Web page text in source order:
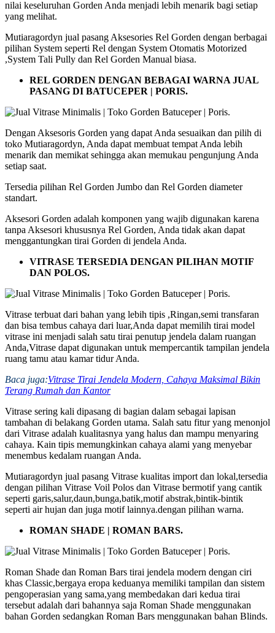
nilai keseluruhan Gorden Anda menjadi lebih menarik bagi setiap
yang melihat.
Mutiaragordyn jual pasang Aksesories Rel Gorden dengan berbagai
pilihan System seperti Rel dengan System Otomatis Motorized
,System Tali Pully dan Rel Gorden Manual biasa.
REL GORDEN DENGAN BEBAGAI WARNA JUAL
PASANG DI BATUCEPER | PORIS.
Dengan Aksesoris Gorden yang dapat Anda sesuaikan dan pilih di
toko Mutiaragordyn, Anda dapat membuat tempat Anda lebih
menarik dan memikat sehingga akan memukau pengunjung Anda
setiap saat.
Tersedia pilihan Rel Gorden Jumbo dan Rel Gorden diameter
standart.
Aksesori Gorden adalah komponen yang wajib digunakan karena
tanpa Aksesori khususnya Rel Gorden, Anda tidak akan dapat
menggantungkan tirai Gorden di jendela Anda.
VITRASE TERSEDIA DENGAN PILIHAN MOTIF
DAN POLOS.
Vitrase terbuat dari bahan yang lebih tipis ,Ringan,semi transfaran
dan bisa tembus cahaya dari luar,Anda dapat memilih tirai model
vitrase ini menjadi salah satu tirai penutup jendela dalam ruangan
Anda,Vitrase dapat digunakan untuk mempercantik tampilan jendela
ruang tamu atau kamar tidur Anda.
Baca juga:Vitrase Tirai Jendela Modern, Cahaya Maksimal Bikin
Terang Rumah dan Kantor
Vitrase sering kali dipasang di bagian dalam sebagai lapisan
tambahan di belakang Gorden utama. Salah satu fitur yang menonjol
dari Vitrase adalah kualitasnya yang halus dan mampu menyaring
cahaya. Kain tipis memungkinkan cahaya alami yang menyebar
menembus kedalam ruangan Anda.
Mutiaragordyn jual pasang Vitrase kualitas import dan lokal,tersedia
dengan pilihan Vitrase Voil Polos dan Vitrase bermotif yang cantik
seperti garis,salur,daun,bunga,batik,motif abstrak,bintik-bintik
seperti air hujan dan juga motif lainnya.dengan pilihan warna.
ROMAN SHADE | ROMAN BARS.
Roman Shade dan Roman Bars tirai jendela modern dengan ciri
khas Classic,bergaya eropa keduanya memiliki tampilan dan sistem
pengoperasian yang sama,yang membedakan dari kedua tirai
tersebut adalah dari bahannya saja Roman Shade menggunakan
bahan Gorden sedangkan Roman Bars menggunakan bahan Blinds.